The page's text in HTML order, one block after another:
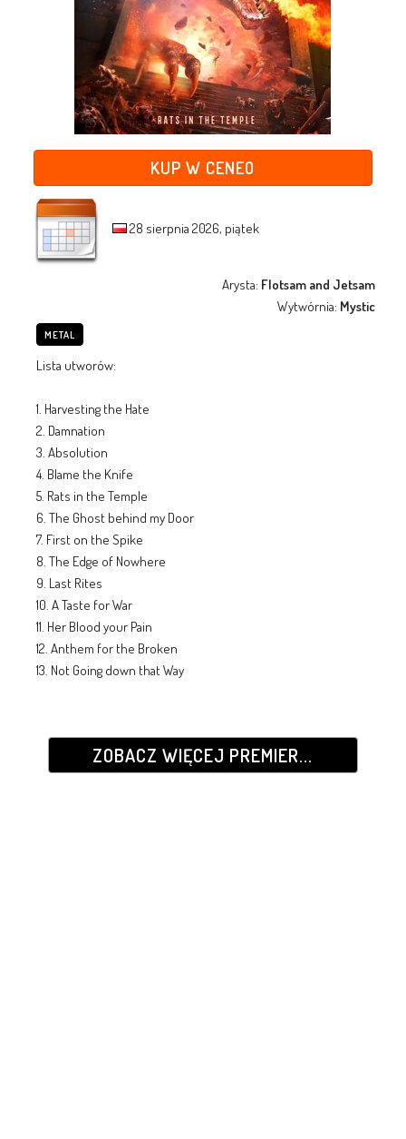
KUP W CENEO
28 sierpnia 2026, piątek
Arysta: Flotsam and Jetsam
Wytwórnia: Mystic
METAL
Lista utworów:
1. Harvesting the Hate
2. Damnation
3. Absolution
4. Blame the Knife
5. Rats in the Temple
6. The Ghost behind my Door
7. First on the Spike
8. The Edge of Nowhere
9. Last Rites
10. A Taste for War
11. Her Blood your Pain
12. Anthem for the Broken
13. Not Going down that Way
ZOBACZ WIĘCEJ PREMIER...